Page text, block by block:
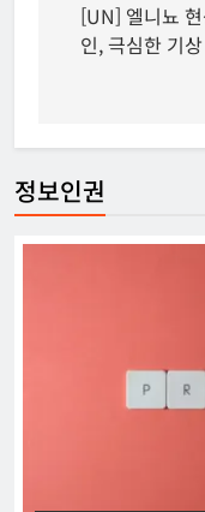
탐
색
[UN] 엘니뇨
인, 극심한 기
정보인권